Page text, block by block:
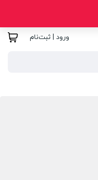
ورود | ثبت‌نام